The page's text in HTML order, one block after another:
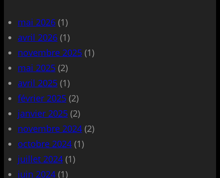
mai 2026 (1)
avril 2026 (1)
novembre 2025 (1)
mai 2025 (2)
avril 2025 (1)
février 2025 (2)
janvier 2025 (2)
novembre 2024 (2)
octobre 2024 (1)
juillet 2024 (1)
juin 2024 (1)